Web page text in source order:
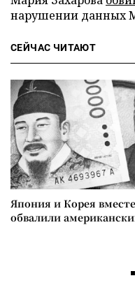
нарушении данных
СЕЙЧАС ЧИТАЮТ
Япония и Корея вместе
обвалили